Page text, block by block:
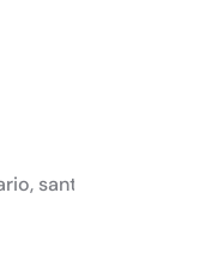
santos salesianos